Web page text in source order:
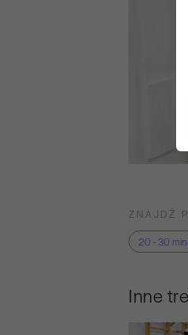
ZNAJDŹ
20 - 30 min
Inne